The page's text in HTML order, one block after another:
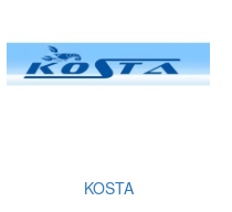
KOSTA